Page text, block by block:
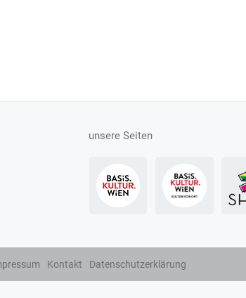
unsere Seiten
Kontakt Datenschutzerklärung